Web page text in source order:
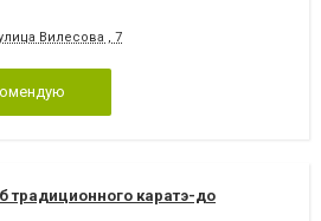
Вилесова , 7
традиционного каратэ-до